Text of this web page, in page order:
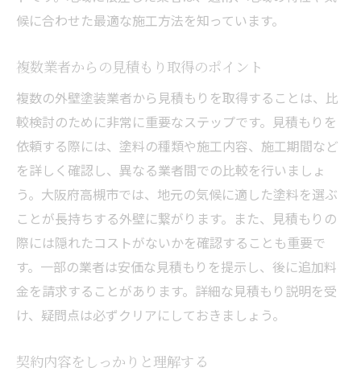
候に合わせた最適な施工方法を知っています。
複数業者からの見積もり取得のポイント
複数の外壁塗装業者から見積もりを取得することは、比
較検討のために非常に重要なステップです。見積もりを
依頼する際には、塗料の種類や施工内容、施工期間など
を詳しく確認し、異なる業者間での比較を行いましょ
う。大阪府高槻市では、地元の気候に適した塗料を選ぶ
ことが長持ちする外壁に繋がります。また、見積もりの
際には隠れたコストがないかを確認することも重要で
す。一部の業者は安価な見積もりを提示し、後に追加料
金を請求することがあります。詳細な見積もり説明を受
け、疑問点は必ずクリアにしておきましょう。
契約内容をしっかりと理解する